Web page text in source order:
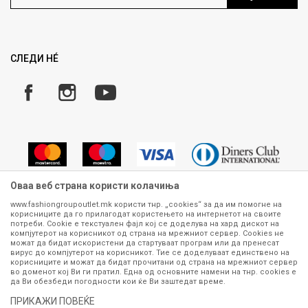
Замена и рефундација на производи
Плаќање
СЛЕДИ НÉ
Сите информации околу производите кои се изложени на нашата
онлајн продавница се стремиме да бидат конкретни, точни и прецизни,
меѓутоа не можеме да гарантираме дека се без ниту една грешка или
пак дека сите производи во моментот се достапни на залиха.
Фотографиите се најверодостојниот приказ на производот. Доколку
дојде до потреба за замена на производ или рефундација, процедурата
контактирајте не на телефонскиот број 070 275 363 или на е-
Оваа веб страна користи колачиња
www.fashiongroupoutlet.mk користи тнр. „cookies“ за да им помогне на
корисниците да го прилагодат користењето на интернетот на своите
потреби. Cookie е текстуален фајл кој се доделува на хард дискот на
компјутерот на корисникот од страна на мрежниот сервер. Cookies не
можат да бидат искористени да стартуваат програм или да пренесат
вирус до компјутерот на корисникот. Тие се доделуваат единствено на
корисниците и можат да бидат прочитани од страна на мрежниот сервер
во доменот кој Ви ги пратил. Една од основните намени на тнр. сookies е
да Ви обезбеди погодности кои ќе Ви заштедат време.
ПРИКАЖИ ПОВЕЌЕ